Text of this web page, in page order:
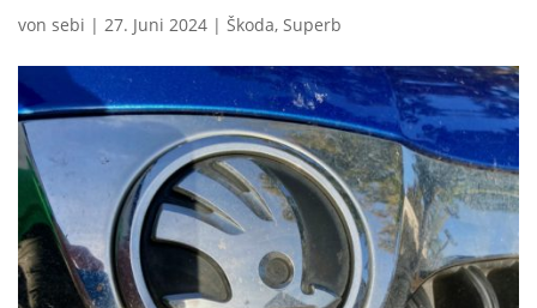
von sebi | 27. Juni 2024 | Škoda, Superb